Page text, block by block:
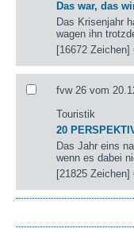
Das war, das
Das Krisenjahr
wagen ihn
[16672 Zeichen]
fvw 26 vom
Touristik
20
Das Jahr eins
wenn es dabei
[21825 Zeichen]